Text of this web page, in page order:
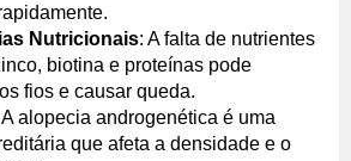
Nutricionais: A falta de nutrientes
biotina e proteínas pode
fios e causar queda.
A alopecia androgenética é uma
que afeta a densidade e o